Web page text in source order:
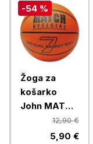
-54 %
Žoga za
košarko
John MATCH
Official, vel.7
/ 240 mm
12,90 €
5,90 €